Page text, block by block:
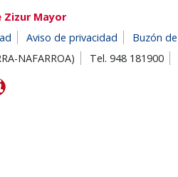
Mayor
Aviso de privacidad
Buzón
NAFARROA)
Tel. 948 181900